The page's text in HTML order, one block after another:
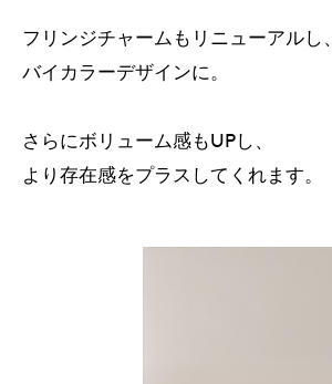
フリンジチャームもリニューアルし、
バイカラーデザインに。
さらにボリューム感もUPし、
より存在感をプラスしてくれます。